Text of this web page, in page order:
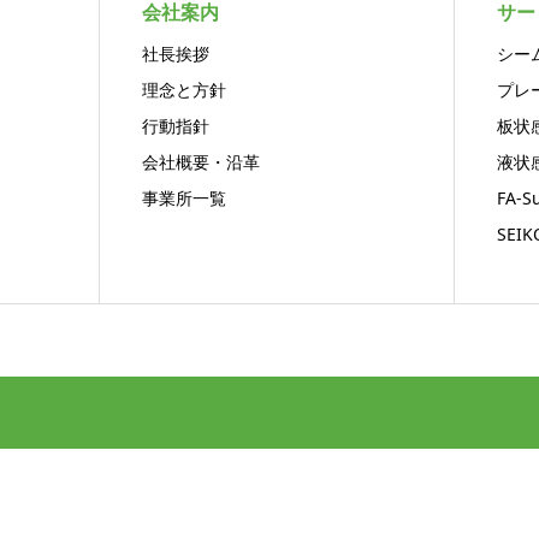
会社案内
社長挨拶
理念と方針
行動指針
会社概要・沿革
事業所一覧
サ
シー
プレ
板状
液状
FA-